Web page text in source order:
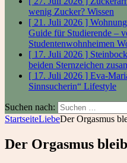
wenig Zucker? Wissen
[ 21. Juli 2026 ]
Guide für Studierende –
Studentenwohnheimen
[ 17. Juli 2026 ]
beiden Sternzeichen
[ 17. Juli 2026 ] Eva-
Sinnsucherin“ Lifestyle
Suchen nach:
StartseiteLiebeDer Orgasmus
Der Orgasmus